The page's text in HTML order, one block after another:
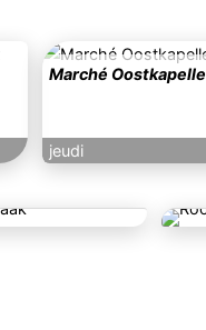
Marché Oostkapelle
jeudi